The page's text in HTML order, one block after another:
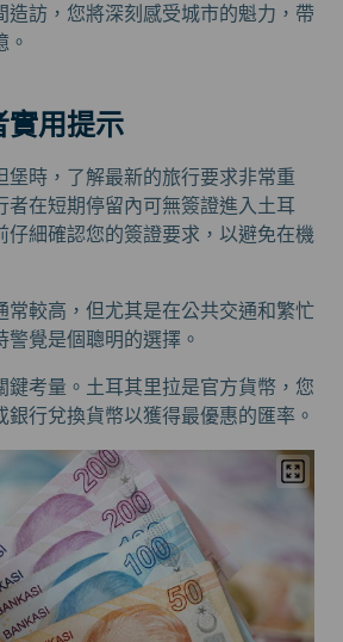
造訪，您將深刻感受城市的魁力，帶
。
實用提示
堡時，了解最新的旅行要求非常重
者在短期停留內可無簽證進入土耳
仔細確認您的簽證要求，以避免在機
常較高，但尤其是在公共交通和繁忙
覺是個聰明的選擇。
鍵考量。土耳其里拉是官方貨幣，您
銀行兌換貨幣以獲得最優惠的匯率。